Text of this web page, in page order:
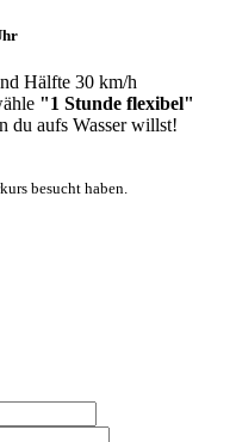
Hälfte 30 km/h
"1 Stunde flexibel"
du aufs Wasser willst!
besucht haben.